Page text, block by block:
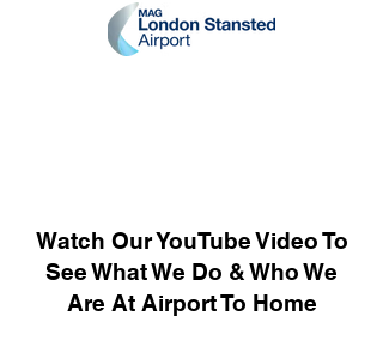
Watch Our YouTube Video To
See What We Do & Who We
Are At Airport To Home